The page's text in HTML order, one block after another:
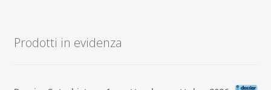
Prodotti in evidenza